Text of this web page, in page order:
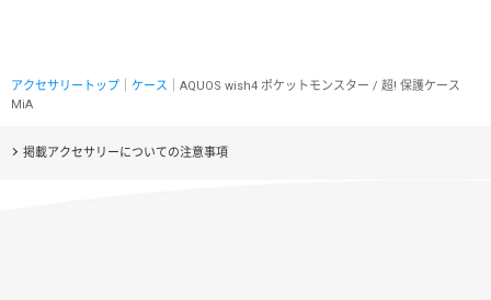
アクセサリートップ ケース ｜AQUOS wish4 ポケットモンスター / 超! 保護ケース
MiA
掲載アクセサリーについての注意事項